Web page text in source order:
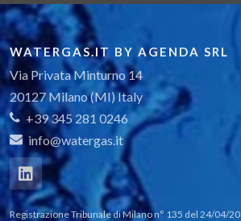
WATERGAS.IT BY AGENDA SRL
Via Privata Minturno 14
20127 Milano (MI) Italy
+39 345 281 0246
info@watergas.it
Registrazione Tribunale di Milano n° 135 del 24/04/